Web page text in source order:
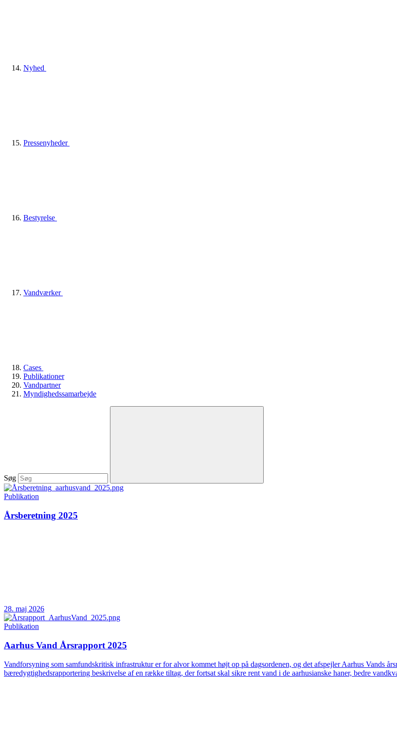
Nyhed
Pressenyheder
Bestyrelse
Vandværker
Cases
Publikationer
Vandpartner
Myndighedssamarbejde
Søg
Publikation
Årsberetning 2025
28. maj 2026
Publikation
Aarhus Vand Årsrapport 2025
Vandforsyning som samfundskritisk infrastruktur er for alvor kommet højt op på dagsordenen, og det afspejler Aarhus Vands
bæredygtighedsrapportering beskrivelse af en række tiltag, der fortsat skal sikre rent vand i de aarhusianske haner, bedre